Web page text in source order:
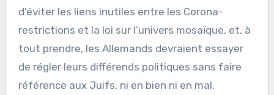
d’éviter les liens inutiles entre les Corona-
restrictions et la loi sur l’univers mosaïque, et, à
tout prendre, les Allemands devraient essayer
de régler leurs différends politiques sans faire
référence aux Juifs, ni en bien ni en mal.